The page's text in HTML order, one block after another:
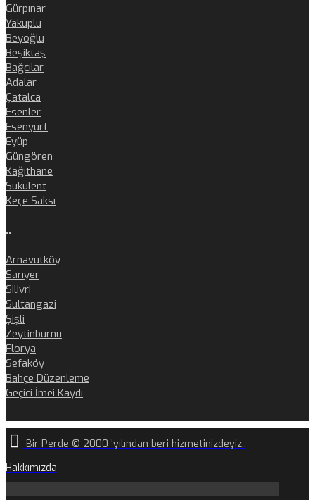
Gürpınar
Yakuplu
Beyoğlu
Beşiktaş
Bağcılar
Adalar
Çatalca
Esenler
Esenyurt
Eyüp
Güngören
Kağıthane
Sukulent
Keçe Saksı
..
Arnavutköy
Sarıyer
Silivri
Sultangazi
Şişli
Zeytinburnu
Florya
Sefaköy
Bahçe Düzenleme
Geçici İmei Kaydı
Bir Perde © 2000 'yılından beri hizmetinizdeyiz..
Hakkımızda